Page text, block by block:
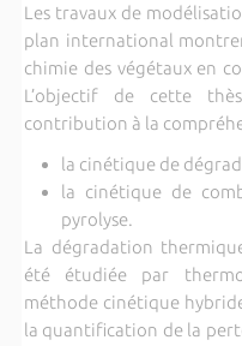
Les travaux de
plan international
chimie des végétaux en
L’objectif de cette
contribution à la
la cinétique de
la cinétique de
pyrolyse.
La dégradation
été étudiée par
méthode cinétique
la quantification de la